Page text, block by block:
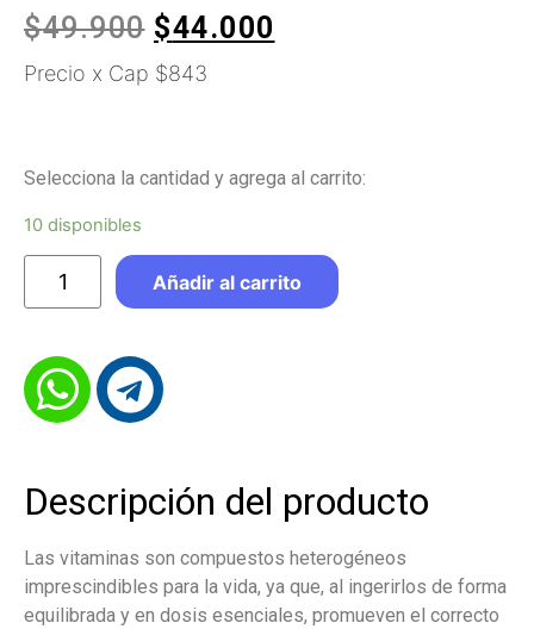
$49.900 $44.000
Precio x Cap $843
Selecciona la cantidad y agrega al carrito:
10 disponibles
Añadir al carrito
Descripción del producto
Las vitaminas son compuestos heterogéneos
imprescindibles para la vida, ya que, al ingerirlos de forma
equilibrada y en dosis esenciales, promueven el correcto